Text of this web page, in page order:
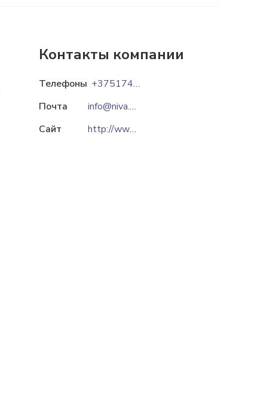
Контакты компании
Телефоны
+375174269803
Почта
info@niva.by
Сайт
http://www.niva.by